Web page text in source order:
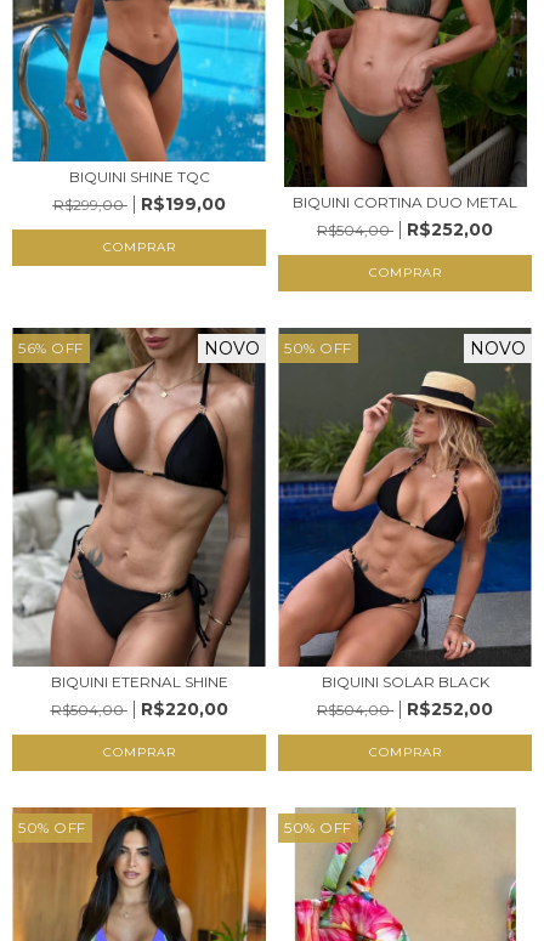
BIQUINI SHINE TQC
R$299,00
R$199,00
COMPRAR
BIQUINI CORTINA DUO METAL
R$504,00
R$252,00
COMPRAR
56% OFF NOVO
BIQUINI ETERNAL SHINE
R$504,00
R$220,00
COMPRAR
50% OFF NOVO
BIQUINI SOLAR BLACK
R$504,00
R$252,00
COMPRAR
50% OFF 50% OFF